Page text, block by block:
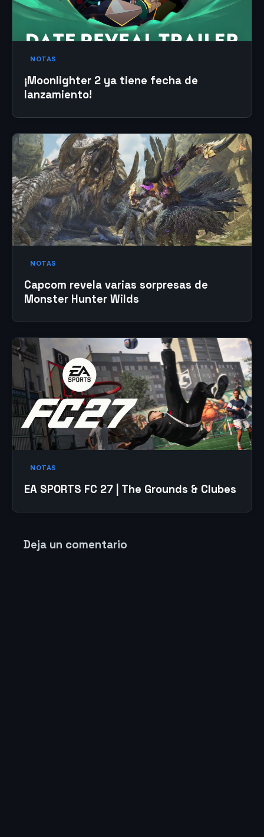
NOTAS
¡Moonlighter 2 ya tiene fecha de
lanzamiento!
NOTAS
Capcom revela varias sorpresas de
Monster Hunter Wilds
NOTAS
EA SPORTS FC 27 | The Grounds & Clubes
Deja un comentario